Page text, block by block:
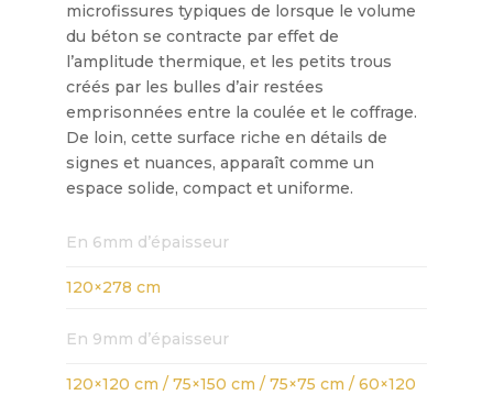
microfissures typiques de lorsque le volume
du béton se contracte par effet de
l’amplitude thermique, et les petits trous
créés par les bulles d’air restées
emprisonnées entre la coulée et le coffrage.
De loin, cette surface riche en détails de
signes et nuances, apparaît comme un
espace solide, compact et uniforme.
En 6mm d’épaisseur
120×278 cm
En 9mm d’épaisseur
120×120 cm / 75×150 cm / 75×75 cm / 60×120